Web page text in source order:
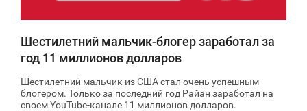
Шестилетний мальчик-блогер заработал за
год 11 миллионов долларов
Шестилетний мальчик из США стал очень успешным
блогером. Только за последний год Райан заработал на
своем YouTube-канале 11 миллионов долларов.